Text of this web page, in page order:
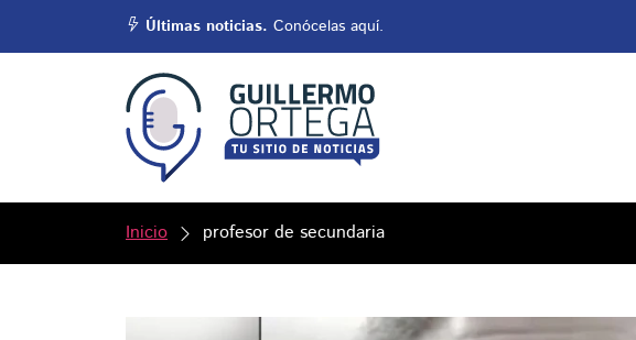
Últimas noticias. Conócelas aquí.
Inicio profesor de secundaria